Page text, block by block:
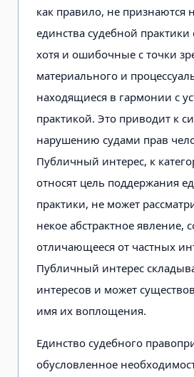
как правило, не признаются
единства судебной
хотя и ошибочные с точки
материального и
находящиеся в гармонии с
практикой. Это приводит к
нарушению судами прав
Публичный интерес, к
относят цель поддержания
практики, не может
некое абстрактное явление,
отличающееся от частных
Публичный интерес
интересов и может
имя их воплощения.
Единство судебного
обусловленное